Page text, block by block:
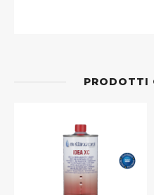
PRODOTTI